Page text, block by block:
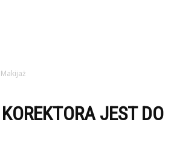
Makijaż
JEST DO